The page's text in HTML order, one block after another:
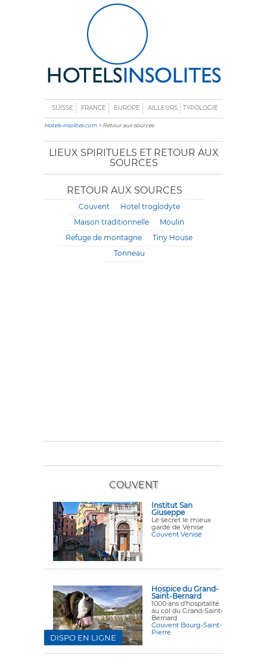
SUISSE FRANCE EUROPE AILLEURS TYPOLOGIE
Hotels-insolites.com > Retour aux sources
LIEUX SPIRITUELS ET RETOUR AUX
SOURCES
RETOUR AUX SOURCES
Couvent
Hotel troglodyte
Maison traditionnelle
Moulin
Refuge de montagne
Tiny House
Tonneau
COUVENT
Institut San
Giuseppe
Le secret le mieux
gardé de Venise
Couvent Venise
Hospice du Grand-
Saint-Bernard
1000 ans d'hospitalité
au col du Grand-Saint-
Bernard
Couvent Bourg-Saint-
Pierre
DISPO EN LIGNE